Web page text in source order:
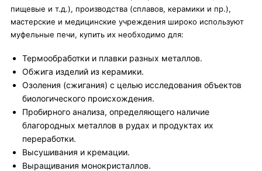
пищевые и т.д.), производства (сплавов, керамики и пр.),
мастерские и медицинские учреждения широко используют
муфельные печи, купить их необходимо для:
Термообработки и плавки разных металлов.
Обжига изделий из керамики.
Озоления (сжигания) с целью исследования объектов
биологического происхождения.
Пробирного анализа, определяющего наличие
благородных металлов в рудах и продуктах их
переработки.
Высушивания и кремации.
Выращивания монокристаллов.